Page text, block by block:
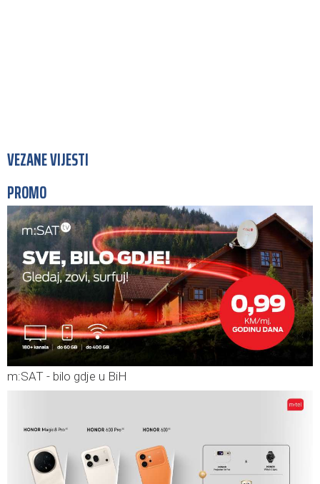
VEZANE VIJESTI
PROMO
m:SAT - bilo gdje u BiH